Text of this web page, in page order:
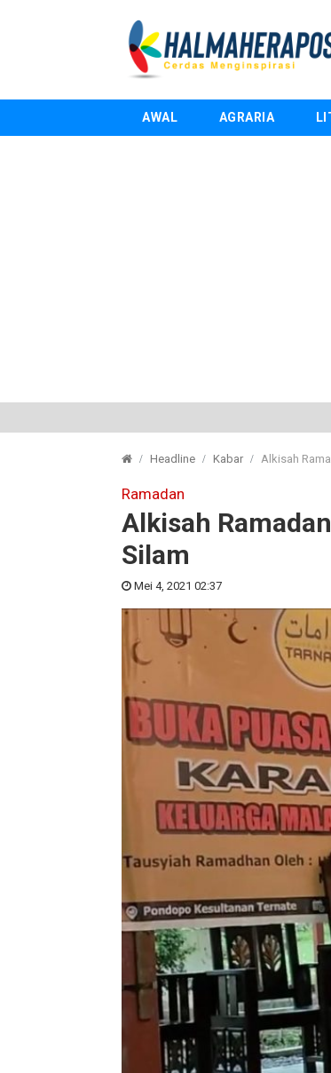
AWAL AGRARIA
Headline Kabar Alkisah
Ramadan
Alkisah
Silam
Mei 4, 2021 02:37